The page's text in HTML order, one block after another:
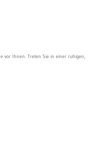
vor Ihnen. Treten Sie in einer ruhigen,